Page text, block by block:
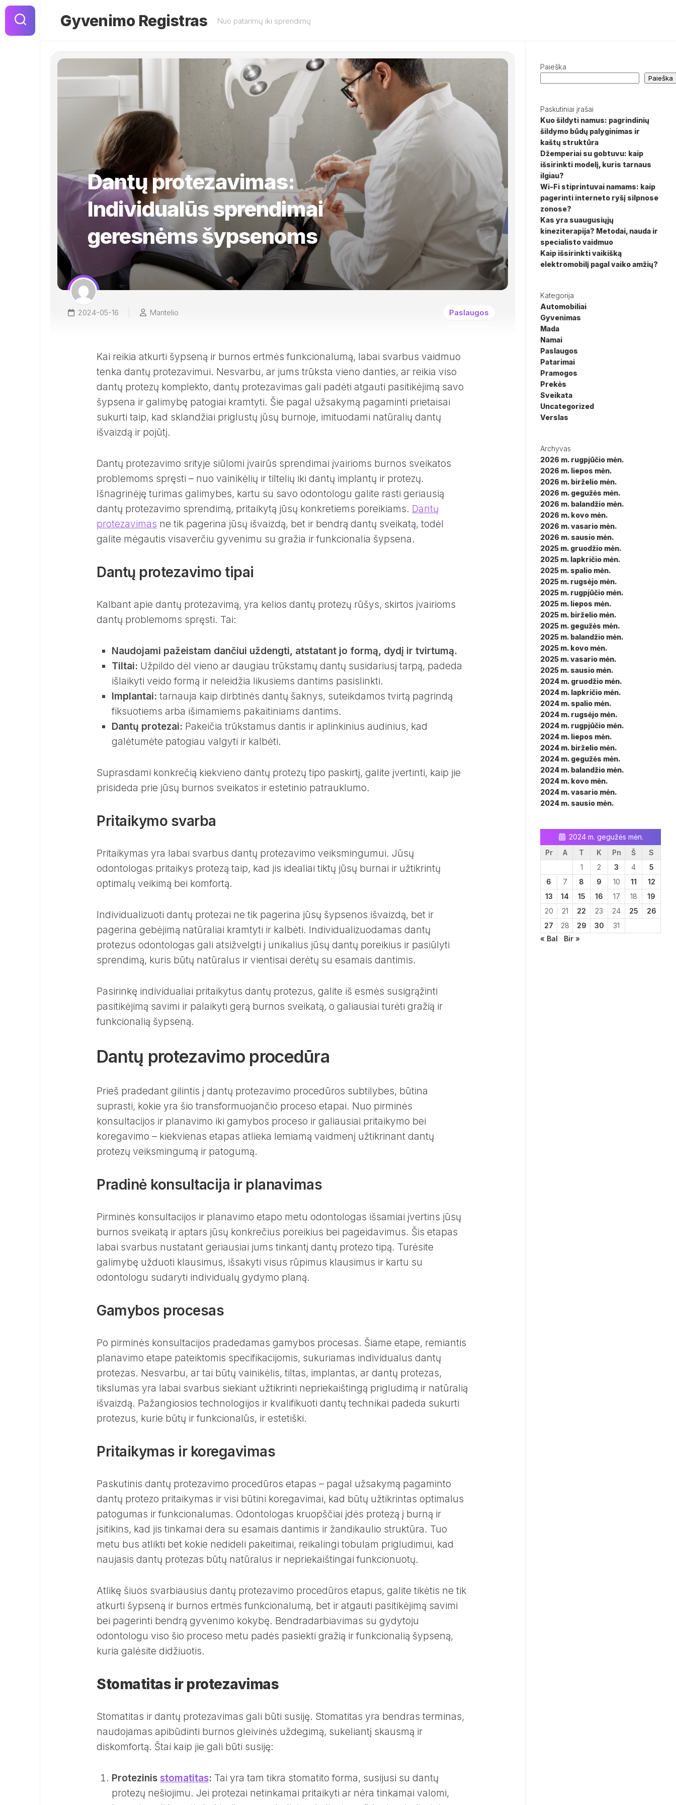
Skip
content
Gyvenimo Registras Nuo patarimų iki sprendimų
Dantų protezavimas:
Individualūs sprendimai
geresnėms šypsenoms
2024-05-16 Mantelio Paslaugos
Kai reikia atkurti šypseną ir burnos ertmės funkcionalumą, labai svarbus vaidmuo
tenka dantų protezavimui. Nesvarbu, ar jums trūksta vieno danties, ar reikia viso
dantų protezų komplekto, dantų protezavimas gali padėti atgauti pasitikėjimą savo
šypsena ir galimybę patogiai kramtyti. Šie pagal užsakymą pagaminti prietaisai
sukurti taip, kad sklandžiai priglustų jūsų burnoje, imituodami natūralių dantų
išvaizdą ir pojūtį.
Dantų protezavimo srityje siūlomi įvairūs sprendimai įvairioms burnos sveikatos
problemoms spręsti – nuo vainikėlių ir tiltelių iki dantų implantų ir protezų.
Išnagrinėję turimas galimybes, kartu su savo odontologu galite rasti geriausią
dantų protezavimo sprendimą, pritaikytą jūsų konkretiems poreikiams. Dantų
protezavimas ne tik pagerina jūsų išvaizdą, bet ir bendrą dantų sveikatą, todėl
galite mėgautis visaverčiu gyvenimu su gražia ir funkcionalia šypsena.
Dantų protezavimo tipai
Kalbant apie dantų protezavimą, yra kelios dantų protezų rūšys, skirtos įvairioms
dantų problemoms spręsti. Tai:
Naudojami pažeistam dančiui uždengti, atstatant jo formą, dydį ir tvirtumą.
Tiltai: Užpildo dėl vieno ar daugiau trūkstamų dantų susidariusį tarpą, padeda
išlaikyti veido formą ir neleidžia likusiems dantims pasislinkti.
Implantai: tarnauja kaip dirbtinės dantų šaknys, suteikdamos tvirtą pagrindą
fiksuotiems arba išimamiems pakaitiniams dantims.
Dantų protezai: Pakeičia trūkstamus dantis ir aplinkinius audinius, kad
galėtumėte patogiau valgyti ir kalbėti.
Suprasdami konkrečią kiekvieno dantų protezų tipo paskirtį, galite įvertinti, kaip jie
prisideda prie jūsų burnos sveikatos ir estetinio patrauklumo.
Pritaikymo svarba
Pritaikymas yra labai svarbus dantų protezavimo veiksmingumui. Jūsų
odontologas pritaikys protezą taip, kad jis idealiai tiktų jūsų burnai ir užtikrintų
optimalų veikimą bei komfortą.
Individualizuoti dantų protezai ne tik pagerina jūsų šypsenos išvaizdą, bet ir
pagerina gebėjimą natūraliai kramtyti ir kalbėti. Individualizuodamas dantų
protezus odontologas gali atsižvelgti į unikalius jūsų dantų poreikius ir pasiūlyti
sprendimą, kuris būtų natūralus ir vientisai derėtų su esamais dantimis.
Pasirinkę individualiai pritaikytus dantų protezus, galite iš esmės susigrąžinti
pasitikėjimą savimi ir palaikyti gerą burnos sveikatą, o galiausiai turėti gražią ir
funkcionalią šypseną.
Dantų protezavimo procedūra
Prieš pradedant gilintis į dantų protezavimo procedūros subtilybes, būtina
suprasti, kokie yra šio transformuojančio proceso etapai. Nuo pirminės
konsultacijos ir planavimo iki gamybos proceso ir galiausiai pritaikymo bei
koregavimo – kiekvienas etapas atlieka lemiamą vaidmenį užtikrinant dantų
protezų veiksmingumą ir patogumą.
Pradinė konsultacija ir planavimas
Pirminės konsultacijos ir planavimo etapo metu odontologas išsamiai įvertins jūsų
burnos sveikatą ir aptars jūsų konkrečius poreikius bei pageidavimus. Šis etapas
labai svarbus nustatant geriausiai jums tinkantį dantų protezo tipą. Turėsite
galimybę užduoti klausimus, išsakyti visus rūpimus klausimus ir kartu su
odontologu sudaryti individualų gydymo planą.
Gamybos procesas
Po pirminės konsultacijos pradedamas gamybos procesas. Šiame etape, remiantis
planavimo etape pateiktomis specifikacijomis, sukuriamas individualus dantų
protezas. Nesvarbu, ar tai būtų vainikėlis, tiltas, implantas, ar dantų protezas,
tikslumas yra labai svarbus siekiant užtikrinti nepriekaištingą prigludimą ir natūralią
išvaizdą. Pažangiosios technologijos ir kvalifikuoti dantų technikai padeda sukurti
protezus, kurie būtų ir funkcionalūs, ir estetiški.
Pritaikymas ir koregavimas
Paskutinis dantų protezavimo procedūros etapas – pagal užsakymą pagaminto
dantų protezo pritaikymas ir visi būtini koregavimai, kad būtų užtikrintas optimalus
patogumas ir funkcionalumas. Odontologas kruopščiai įdės protezą į burną ir
įsitikins, kad jis tinkamai dera su esamais dantimis ir žandikaulio struktūra. Tuo
metu bus atlikti bet kokie nedideli pakeitimai, reikalingi tobulam prigludimui, kad
naujasis dantų protezas būtų natūralus ir nepriekaištingai funkcionuotų.
Atlikę šiuos svarbiausius dantų protezavimo procedūros etapus, galite tikėtis ne tik
atkurti šypseną ir burnos ertmės funkcionalumą, bet ir atgauti pasitikėjimą savimi
bei pagerinti bendrą gyvenimo kokybę. Bendradarbiavimas su gydytoju
odontologu viso šio proceso metu padės pasiekti gražią ir funkcionalią šypseną,
kuria galėsite didžiuotis.
Stomatitas ir protezavimas
Stomatitas ir dantų protezavimas gali būti susiję. Stomatitas yra bendras terminas,
naudojamas apibūdinti burnos gleivinės uždegimą, sukeliantį skausmą ir
diskomfortą. Štai kaip jie gali būti susiję:
Protezinis stomatitas: Tai yra tam tikra stomatito forma, susijusi su dantų
protezų nešiojimu. Jei protezai netinkamai pritaikyti ar nėra tinkamai valomi,
Paieška
Paieška
Paskutiniai įrašai
Kuo šildyti namus: pagrindinių
šildymo būdų palyginimas ir
kaštų struktūra
Džemperiai su gobtuvu: kaip
išsirinkti modelį, kuris tarnaus
ilgiau?
Wi-Fi stiprintuvai namams: kaip
pagerinti interneto ryšį silpnose
zonose?
Kas yra suaugusiųjų
kineziterapija? Metodai, nauda ir
specialisto vaidmuo
Kaip išsirinkti vaikišką
elektromobilį pagal vaiko amžių?
Kategorija
Automobiliai
Gyvenimas
Mada
Namai
Paslaugos
Patarimai
Pramogos
Prekės
Sveikata
Uncategorized
Verslas
Archyvas
2026 m. rugpjūčio mėn.
2026 m. liepos mėn.
2026 m. birželio mėn.
2026 m. gegužės mėn.
2026 m. balandžio mėn.
2026 m. kovo mėn.
2026 m. vasario mėn.
2026 m. sausio mėn.
2025 m. gruodžio mėn.
2025 m. lapkričio mėn.
2025 m. spalio mėn.
2025 m. rugsėjo mėn.
2025 m. rugpjūčio mėn.
2025 m. liepos mėn.
2025 m. birželio mėn.
2025 m. gegužės mėn.
2025 m. balandžio mėn.
2025 m. kovo mėn.
2025 m. vasario mėn.
2025 m. sausio mėn.
2024 m. gruodžio mėn.
2024 m. lapkričio mėn.
2024 m. spalio mėn.
2024 m. rugsėjo mėn.
2024 m. rugpjūčio mėn.
2024 m. liepos mėn.
2024 m. birželio mėn.
2024 m. gegužės mėn.
2024 m. balandžio mėn.
2024 m. kovo mėn.
2024 m. vasario mėn.
2024 m. sausio mėn.
2024 m. gegužės mėn.
Pr
A T K Pn Š
S
1
2 3 4
5
6
7 8 9 10 11
12
13
14 15 16 17 18
19
20
21 22 23 24 25
26
27
28 29 30
31
« Bal
Bir »